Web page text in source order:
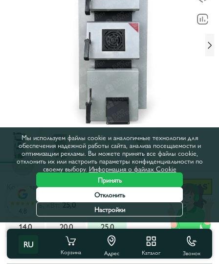
Код товара:213616
Мощность, кВт:25,0
14,0
20,0
25,0
Все характеристики
RU
Корзина Адрес Каталог Звонок
4.8
Мы используем файлы cookie и аналогичные технологии для
обеспечения надежной работы сайта, анализа посещаемости и
оптимизации рекламы. Вы можете принять все файлы cookie,
отклонить их или настроить параметры конфиденциальности по
своему выбору. Информация о файлах Cookie
Принять
Отклонить
Настройки